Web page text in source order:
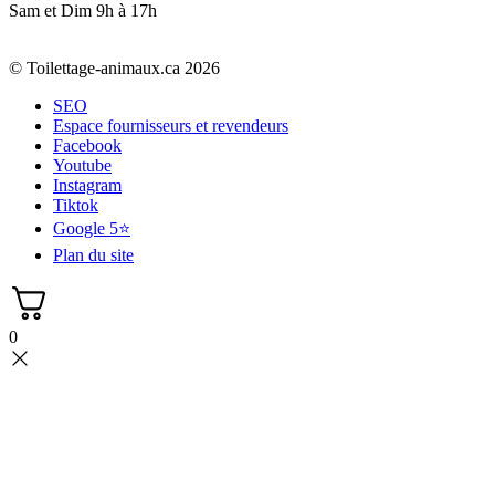
Sam et Dim 9h à 17h
© Toilettage-animaux.ca 2026
SEO
Espace fournisseurs et revendeurs
Facebook
Youtube
Instagram
Tiktok
Google 5⭐
Plan du site
0